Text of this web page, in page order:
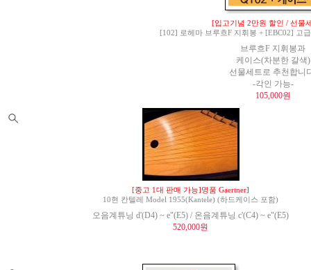
[입고기념 2만원 할인 / 선물
[102] 로헤마 브루흐F 지휘봉 + [EBC02] 고
브루흐F 지휘봉과
케이스(차분한 갈색)
선물세트로 추천합니
-각인 가능-
105,000원
[중고 1대 판매 가능]명품 Gaertner]
10현 칸텔레 Model 1955(Kantele) (하드케이스 포함)
오음계튜닝 d'(D4) ~ e"(E5) / 온음계튜닝 c'(C4) ~ e"(E5)
520,000원